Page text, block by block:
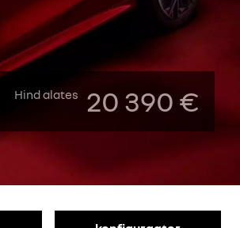
Hind alates 20 390 €